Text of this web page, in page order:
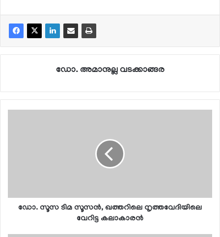
ഡോ. അമാനുല്ല വടക്കാങ്ങര
ഡോ. സൂസ ടിമ സൂസന്‍, ഖത്തറിലെ നൃത്തവേദിയിലെ
വേറിട്ട കലാകാരന്‍